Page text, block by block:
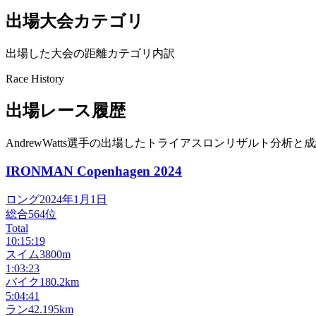
出場大会カテゴリ
出場した大会の距離カテゴリ内訳
Race History
出場レース履歴
AndrewWatts選手の出場したトライアスロンリザルト分析と
IRONMAN Copenhagen 2024
ロング2024年1月1日
総合564位
Total
10:15:19
スイム3800m
1:03:23
バイク180.2km
5:04:41
ラン42.195km